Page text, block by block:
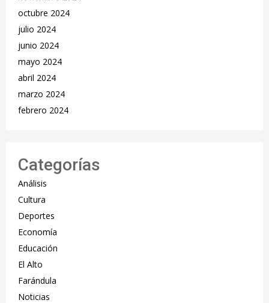
octubre 2024
julio 2024
junio 2024
mayo 2024
abril 2024
marzo 2024
febrero 2024
Categorías
Análisis
Cultura
Deportes
Economía
Educación
El Alto
Farándula
Noticias